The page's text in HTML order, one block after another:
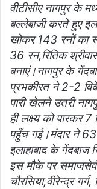
वीटीसीए नागपुर के
बल्लेबाजी करते हुए
खोकर 143 रनों का
36 रन,रितिक
बनाएं।नागपुर के
प्रभकीरत ने 2-2
पारी खेलने उतरी
ही लक्ष्य को पारकर
पहुँच गई।मंदार ने
इलाहाबाद के
इस मौके पर
चौरसिया,वीरेन्द्र